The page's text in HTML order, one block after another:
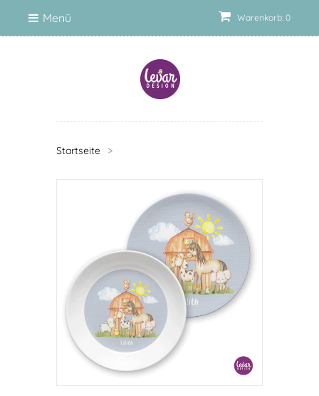
Warenkorb: 0
Menü
Startseite >